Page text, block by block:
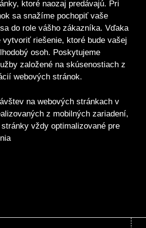
ktoré naozaj predávajú. Pri
sa snažíme pochopiť vaše
do role vášho zákazníka. Vďaka
vytvoriť riešenie, ktoré bude vašej
osoh. Poskytujeme
založené na skúsenostiach z
webových stránok.
na webových stránkach v
z mobilných zariadení,
vždy optimalizované pre